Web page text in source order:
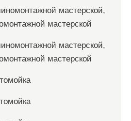
мастерской,
мастерской
мастерской,
мастерской